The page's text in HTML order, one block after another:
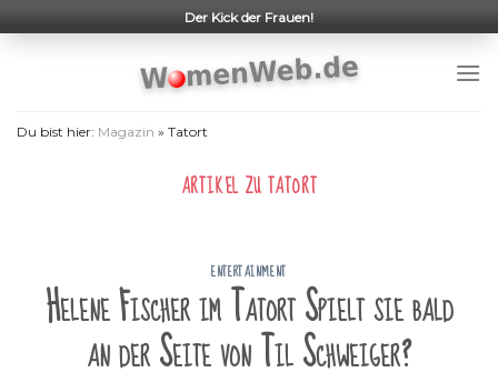
to
Der Kick der Frauen!
Du bist hier: Magazin » Tatort
ARTIKEL ZUTATORT
ENTERTAINMENT
Helene Fischer im Tatort Spielt sie bald
an der Seite von Til Schweiger?